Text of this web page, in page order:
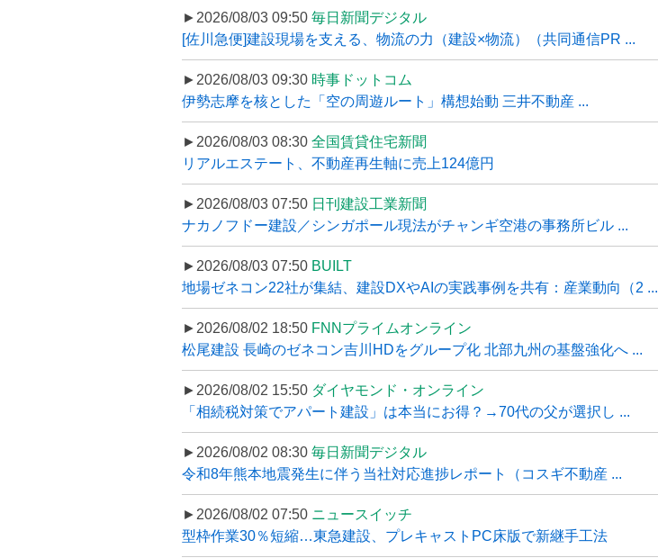
►2026/08/03 09:50 毎日新聞デジタル
[佐川急便]建設現場を支える、物流の力（建設×物流）（共同通信PR ...
►2026/08/03 09:30 時事ドットコム
伊勢志摩を核とした「空の周遊ルート」構想始動 三井不動産 ...
►2026/08/03 08:30 全国賃貸住宅新聞
リアルエステート、不動産再生軸に売上124億円
►2026/08/03 07:50 日刊建設工業新聞
ナカノフドー建設／シンガポール現法がチャンギ空港の事務所ビル ...
►2026/08/03 07:50 BUILT
地場ゼネコン22社が集結、建設DXやAIの実践事例を共有：産業動向（2 ...
►2026/08/02 18:50 FNNプライムオンライン
松尾建設 長崎のゼネコン吉川HDをグループ化 北部九州の基盤強化へ ...
►2026/08/02 15:50 ダイヤモンド・オンライン
「相続税対策でアパート建設」は本当にお得？→70代の父が選択し ...
►2026/08/02 08:30 毎日新聞デジタル
令和8年熊本地震発生に伴う当社対応進捗レポート（コスギ不動産 ...
►2026/08/02 07:50 ニュースイッチ
型枠作業30％短縮…東急建設、プレキャストPC床版で新継手工法